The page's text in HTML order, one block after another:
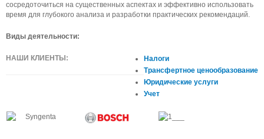
сосредоточиться на существенных аспектах и эффективно использовать
время для глубокого анализа и разработки практических рекомендаций.
Виды деятельности:
Налоги
Трансфертное ценообразование
Юридические услуги
Учет
НАШИ КЛИЕНТЫ: